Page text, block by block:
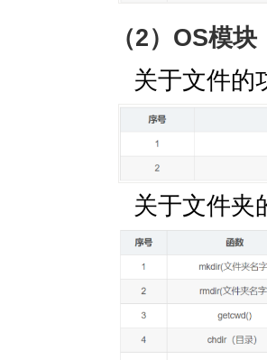
（2）OS模块
关于文件的
关于文件夹